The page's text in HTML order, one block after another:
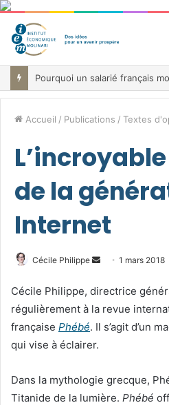
Accueil / Publications / Textes
de la
Internet
Cécile Philippe
Envoyer
courriel
1 mars 2018
Cécile Philippe, directrice
régulièrement à la revue
française Phébé. Il s’agit d’un
qui vise à éclairer.
Dans la mythologie grecque,
Titanide de la lumière. Phébé